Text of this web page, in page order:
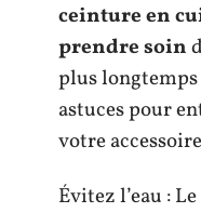
ceinture en
prendre soin
plus longtemps
astuces pour
votre
Évitez l’eau :